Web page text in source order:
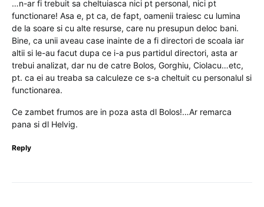
…n-ar fi trebuit sa cheltuiasca nici pt personal, nici pt
functionare! Asa e, pt ca, de fapt, oamenii traiesc cu lumina
de la soare si cu alte resurse, care nu presupun deloc bani.
Bine, ca unii aveau case inainte de a fi directori de scoala iar
altii si le-au facut dupa ce i-a pus partidul directori, asta ar
trebui analizat, dar nu de catre Bolos, Gorghiu, Ciolacu…etc,
pt. ca ei au treaba sa calculeze ce s-a cheltuit cu personalul si
functionarea.
Ce zambet frumos are in poza asta dl Bolos!…Ar remarca
pana si dl Helvig.
Reply